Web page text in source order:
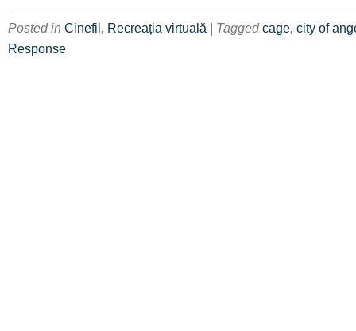
Posted in Cinefil, Recreația virtuală | Taggedcage, city of
Response